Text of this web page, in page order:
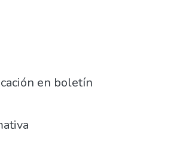
en boletín